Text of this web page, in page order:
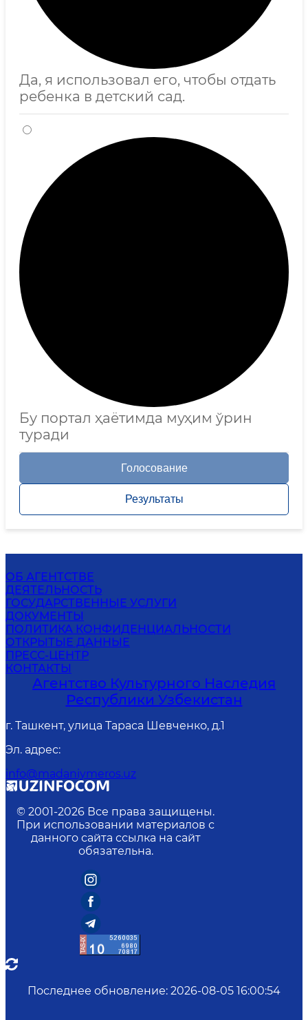
Да, я использовал его, чтобы отдать
ребенка в детский сад.
Бу портал ҳаётимда муҳим ўрин
туради
Голосование
Результаты
ОБ АГЕНТСТВЕ
ДЕЯТЕЛЬНОСТЬ
ГОСУДАРСТВЕННЫЕ УСЛУГИ
ДОКУМЕНТЫ
ПОЛИТИКА КОНФИДЕНЦИАЛЬНОСТИ
ОТКРЫТЫЕ ДАННЫЕ
ПРЕСС-ЦЕНТР
КОНТАКТЫ
Агентство Культурного Наследия
Республики Узбекистан
г. Ташкент, улица Тараса Шевченко, д.1
Эл. адрес:
info@madaniymeros.uz
© 2001-2026 Все права защищены.
При использовании материалов с
данного сайта ссылка на сайт
обязательна.
Последнее обновление: 2026-08-05 16:00:54